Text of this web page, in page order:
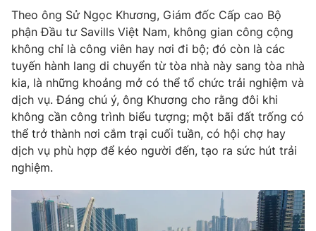
Theo ông Sử Ngọc Khương, Giám đốc Cấp cao Bộ
phận Đầu tư Savills Việt Nam, không gian công cộng
không chỉ là công viên hay nơi đi bộ; đó còn là các
tuyến hành lang di chuyển từ tòa nhà này sang tòa nhà
kia, là những khoảng mở có thể tổ chức trải nghiệm và
dịch vụ. Đáng chú ý, ông Khương cho rằng đôi khi
không cần công trình biểu tượng; một bãi đất trống có
thể trở thành nơi cắm trại cuối tuần, có hội chợ hay
dịch vụ phù hợp để kéo người đến, tạo ra sức hút trải
nghiệm.